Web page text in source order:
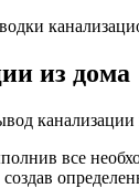
из дома
все